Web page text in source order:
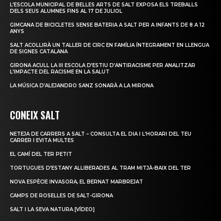
L’ESCOLA MUNICIPAL DE BELLES ARTS DE SALT EXPOSA ELS TREBALLS
DELS SEUS ALUMNES FINS AL 17 DE JULIOL
GIMCANA DE BICICLETES SENSE BATERIA A SALT PER A INFANTS DE 8 A 12
ANYS
SALT ACOLLIRÀ UN TALLER DE CIRC EN FAMÍLIA ÍNTEGRAMENT EN LLENGUA
DE SIGNES CATALANA
GIRONA ACULL LA III ESCOLA D’ESTIU D’ANTIRACISME PER ANALITZAR
L’IMPACTE DEL RACISME EN LA SALUT
LA MÚSICA D’ALEJANDRO SANZ SONARÀ A LA MIRONA
CONEIX SALT
NETEJA DE CARRERS A SALT – CONSULTA EL DIA I L’HORARI DEL TEU
CARRER I EVITA MULTES
EL CAMÍ DEL TER PETIT
TORTUGUES D’ESTANY ALLIBERADES AL TRAM MITJÀ-BAIX DEL TER
NOVA ESPÈCIE INVASORA, EL BERNAT MARBREJAT
CAMPS DE ROSELLES DE SALT-GIRONA
SALT I LA SEVA NATURA [VÍDEO]